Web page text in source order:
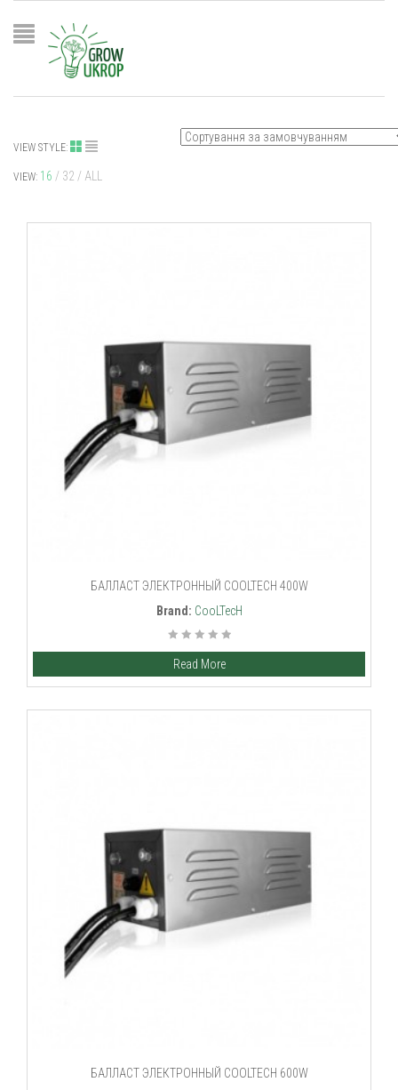
VIEW STYLE:
VIEW: 16 32 ALL
БАЛЛАСТ ЭЛЕКТРОННЫЙ COOLTECH 400W
Brand: CooLTecH
Read More
БАЛЛАСТ ЭЛЕКТРОННЫЙ COOLTECH 600W